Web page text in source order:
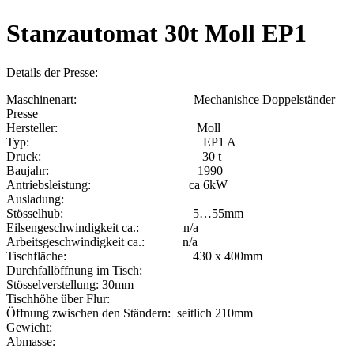
Stanzautomat 30t Moll EP1
Details der Presse:
Maschinenart: Mechanishce Doppelständer
Presse
Hersteller: Moll
Typ: EP1 A
Druck: 30 t
Baujahr: 1990
Antriebsleistung: ca 6kW
Ausladung:
Stösselhub: 5…55mm
Eilsengeschwindigkeit ca.: n/a
Arbeitsgeschwindigkeit ca.: n/a
Tischfläche: 430 x 400mm
Durchfallöffnung im Tisch:
Stösselverstellung: 30mm
Tischhöhe über Flur:
Öffnung zwischen den Ständern: seitlich 210mm
Gewicht:
Abmasse: